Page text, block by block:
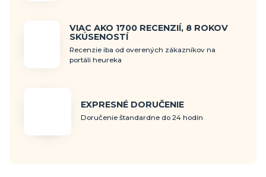
VIAC AKO 1700 RECENZIÍ, 8 ROKOV
SKÚSENOSTÍ
Recenzie iba od overených zákazníkov na
portáli heureka
EXPRESNÉ DORUČENIE
Doručenie štandardne do 24 hodín